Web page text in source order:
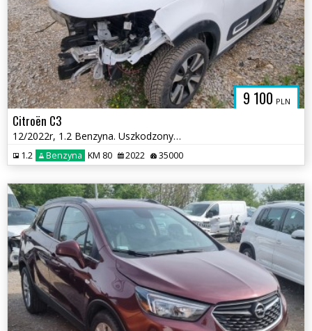
9 100 PLN
Citroën C3
12/2022r, 1.2 Benzyna. Uszkodzony przód.
1.2 Benzyna KM 80 2022 35000